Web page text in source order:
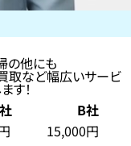
の他にも
取など幅広いサービ
す！
B社
15,000円